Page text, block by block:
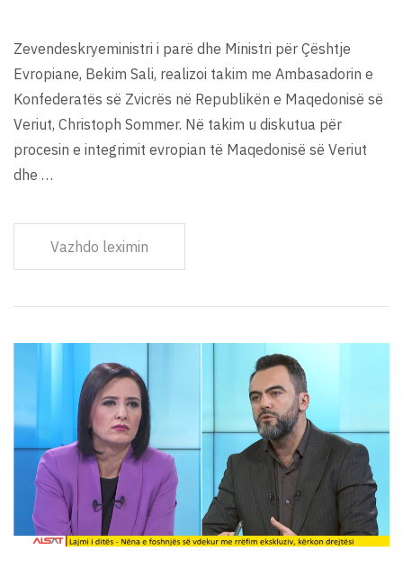
Zevendeskryeministri i parë dhe Ministri për Çështje
Evropiane, Bekim Sali, realizoi takim me Ambasadorin e
Konfederatës së Zvicrës në Republikën e Maqedonisë së
Veriut, Christoph Sommer. Në takim u diskutua për
procesin e integrimit evropian të Maqedonisë së Veriut
dhe …
Vazhdo leximin